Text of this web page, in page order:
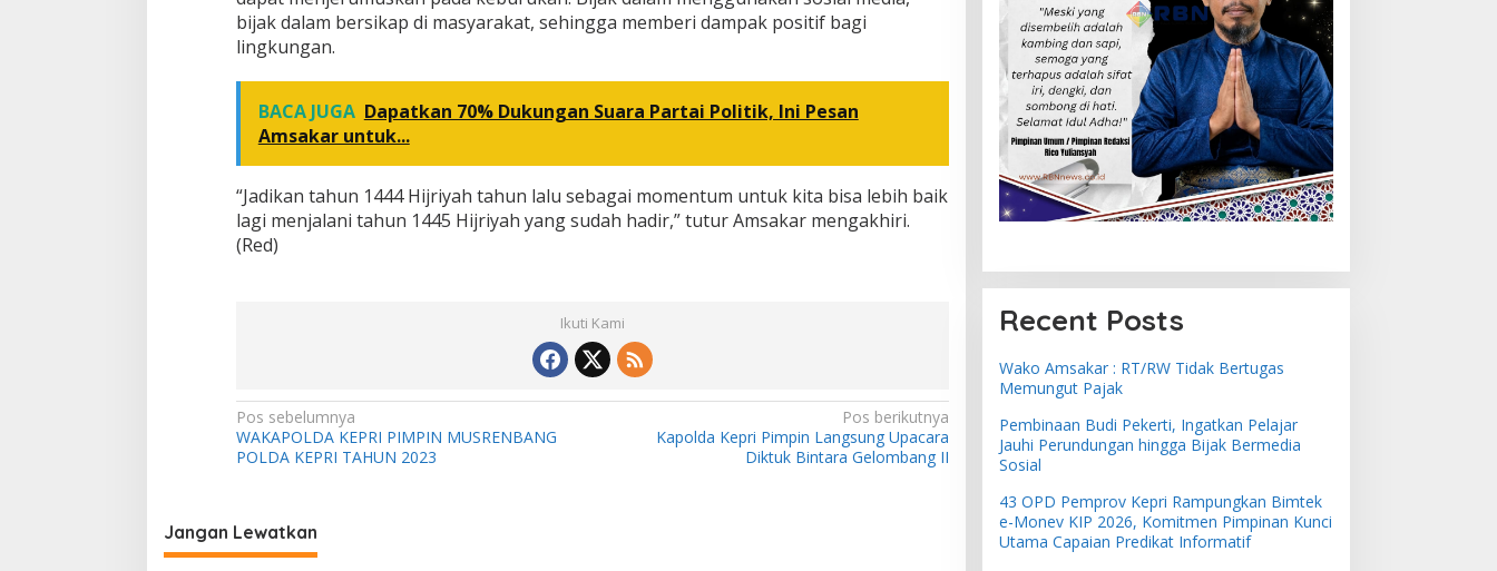
bijak dalam bersikap di masyarakat, sehingga memberi dampak positif bagi
lingkungan.
BACA JUGA Dapatkan 70% Dukungan Suara Partai Politik, Ini Pesan
Amsakar untuk...
“Jadikan tahun 1444 Hijriyah tahun lalu sebagai momentum untuk kita bisa lebih baik
lagi menjalani tahun 1445 Hijriyah yang sudah hadir,” tutur Amsakar mengakhiri.
(Red)
Ikuti Kami
N
a
i
g
Pos sebelumnya
WAKAPOLDA KEPRI PIMPIN MUSRENBANG
POLDA KEPRI TAHUN 2023
Pos berikutnya
Kapolda Kepri Pimpin Langsung Upacara
Diktuk Bintara Gelombang II
Jangan Lewatkan
Recent Posts
Wako Amsakar : RT/RW Tidak Bertugas
Memungut Pajak
Pembinaan Budi Pekerti, Ingatkan Pelajar
Jauhi Perundungan hingga Bijak Bermedia
Sosial
43 OPD Pemprov Kepri Rampungkan Bimtek
e-Monev KIP 2026, Komitmen Pimpinan Kunci
Utama Capaian Predikat Informatif